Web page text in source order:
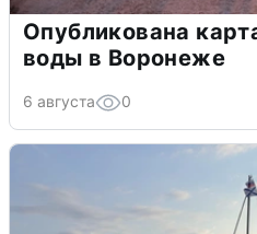
Опубликована
воды в Воронеже
6 августа 0